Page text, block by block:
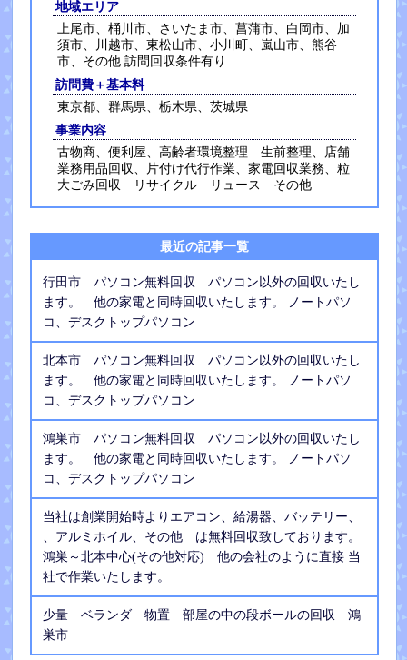
地域エリア
上尾市、桶川市、さいたま市、菖蒲市、白岡市、加
須市、川越市、東松山市、小川町、嵐山市、熊谷
市、その他 訪問回収条件有り
訪問費＋基本料
東京都、群馬県、栃木県、茨城県
事業内容
古物商、便利屋、高齢者環境整理 生前整理、店舗
業務用品回収、片付け代行作業、家電回収業務、粒
大ごみ回収 リサイクル リュース その他
最近の記事一覧
行田市 パソコン無料回収 パソコン以外の回収いたし
ます。 他の家電と同時回収いたします。 ノートパソ
コ、デスクトップパソコン
北本市 パソコン無料回収 パソコン以外の回収いたし
ます。 他の家電と同時回収いたします。 ノートパソ
コ、デスクトップパソコン
鴻巣市 パソコン無料回収 パソコン以外の回収いたし
ます。 他の家電と同時回収いたします。 ノートパソ
コ、デスクトップパソコン
当社は創業開始時よりエアコン、給湯器、バッテリー、
、アルミホイル、その他 は無料回収致しております。
鴻巣～北本中心(その他対応) 他の会社のように直接 当
社で作業いたします。
少量 ベランダ 物置 部屋の中の段ボールの回収 鴻
巣市